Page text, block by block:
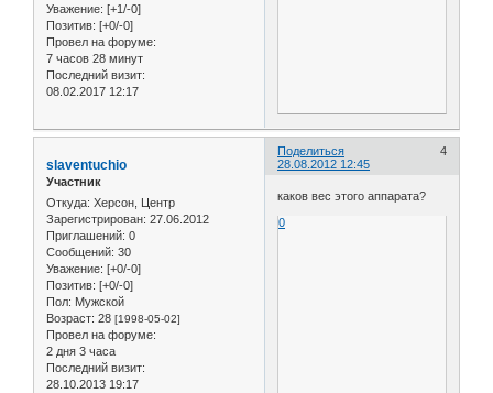
Уважение: [+1/-0]
Позитив: [+0/-0]
Провел на форуме:
7 часов 28 минут
Последний визит:
08.02.2017 12:17
Поделиться
4
28.08.2012 12:45
slaventuchio
Участник
Откуда: Херсон, Центр
Зарегистрирован: 27.06.2012
Приглашений: 0
Сообщений: 30
Уважение: [+0/-0]
Позитив: [+0/-0]
Пол: Мужской
Возраст: 28 [1998-05-02]
Провел на форуме:
2 дня 3 часа
Последний визит:
28.10.2013 19:17
каков вес этого аппарата?
0